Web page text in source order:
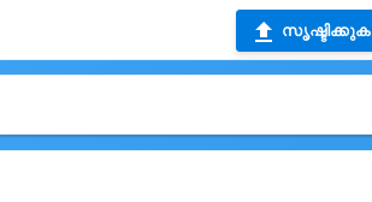
സൃഷ്ടിക്കുക